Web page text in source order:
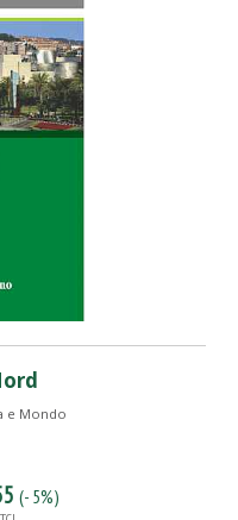
e Mondo
(- 5%)